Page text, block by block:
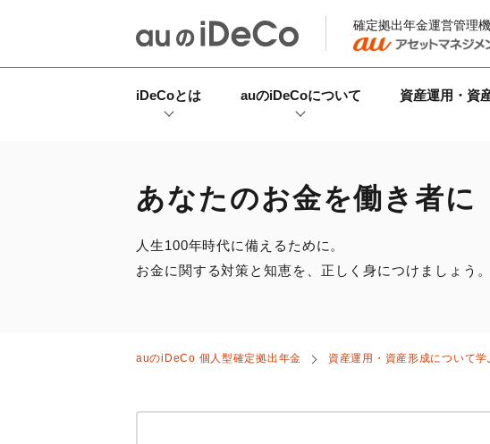
確定拠出年金運営管理
iDeCoとは auのiDeCoについて 資産運用・資
あなたのお金を働き者に
人生100年時代に備えるために。
お金に関する対策と知恵を、正しく身につけましょう。
auのiDeCo 個人型確定拠出年金 資産運用・資産形成について学